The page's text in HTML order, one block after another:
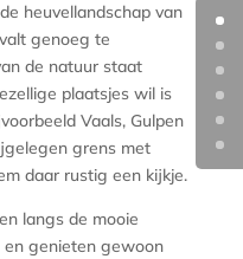
heuvellandschap van
genoeg te
de natuur staat
plaatsjes wil is
Vaals, Gulpen
grens met
daar rustig een kijkje.
langs de mooie
en genieten gewoon